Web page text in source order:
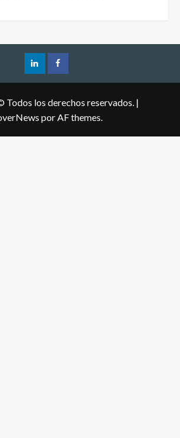
Todos los derechos reservados. |
por AF themes.